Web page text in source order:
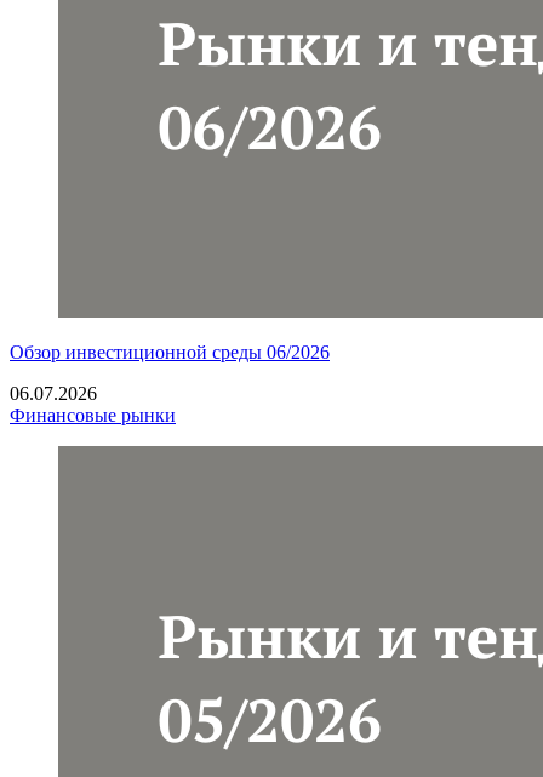
Обзор инвестиционной среды 06/2026
06.07.2026
Финансовые рынки